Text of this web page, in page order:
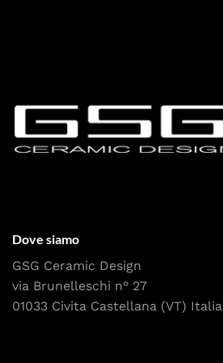
Dove siamo
GSG Ceramic Design
via Brunelleschi n° 27
01033 Civita Castellana (VT) Italia